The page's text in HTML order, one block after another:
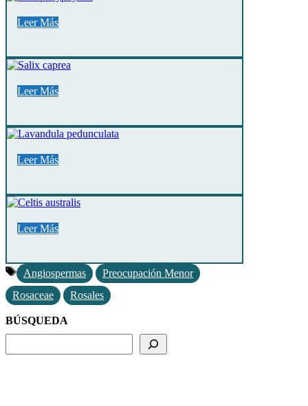
Leer Más
Leer Más
Leer Más
Leer Más
Etiquetas
Angiospermas
Preocupación Menor
Rosaceae
Rosales
BÚSQUEDA